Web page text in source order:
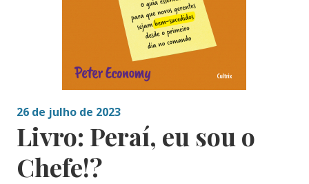
26 de julho de 2023
Livro: Peraí, eu sou o
Chefe!?